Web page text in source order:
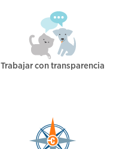
Trabajar con transparencia